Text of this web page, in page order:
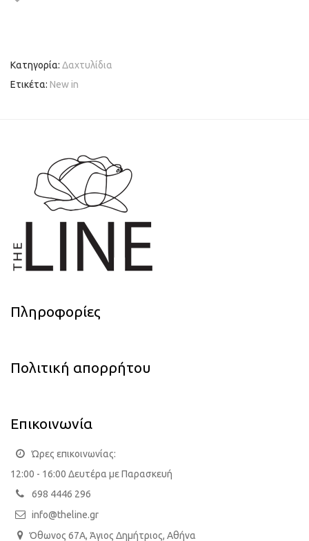
Κατηγορία: Δαχτυλίδια
Ετικέτα: New in
Πληροφορίες
Πολιτική απορρήτου
Επικοινωνία
Ώρες επικοινωνίας:
12:00 - 16:00 Δευτέρα με Παρασκευή
698 4446 296
info@theline.gr
Όθωνος 67Α, Άγιος Δημήτριος, Αθήνα